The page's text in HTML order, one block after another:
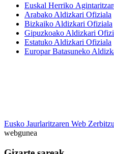
Euskal Herriko
Arabako Aldizkari Ofiziala
Bizkaiko Aldizkari Ofiziala
Gipuzkoako Aldizkari
Estatuko Aldizkari Ofiziala
Europar Batasuneko
Eusko Jaurlaritzaren Web
webgunea